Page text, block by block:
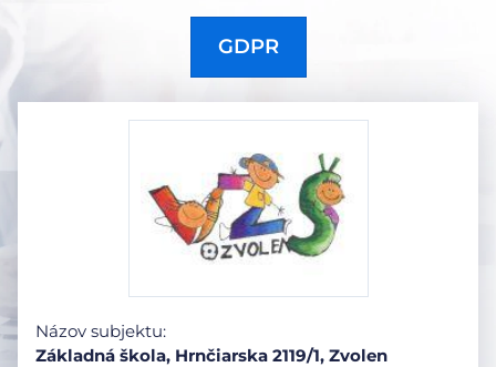
GDPR
Názov subjektu:
Základná škola, Hrnčiarska 2119/1, Zvolen